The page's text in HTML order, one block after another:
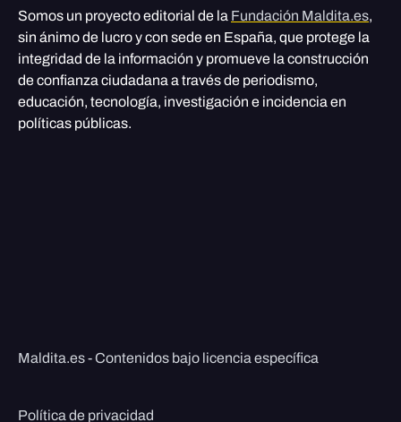
Somos un proyecto editorial de la Fundación Maldita.es,
sin ánimo de lucro y con sede en España, que protege la
integridad de la información y promueve la construcción
de confianza ciudadana a través de periodismo,
educación, tecnología, investigación e incidencia en
políticas públicas.
Maldita.es - Contenidos bajo licencia específica
Política de privacidad